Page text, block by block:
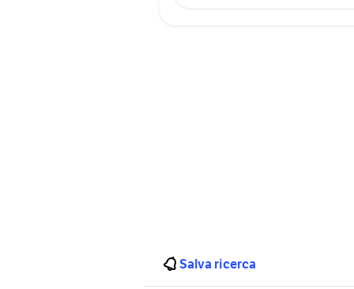
Salva ricerca